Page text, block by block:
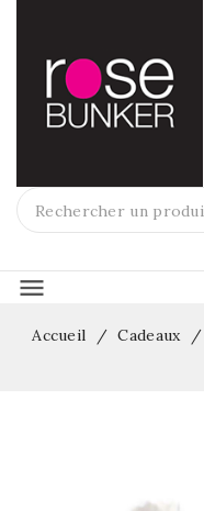
menu
Accueil Cadeaux